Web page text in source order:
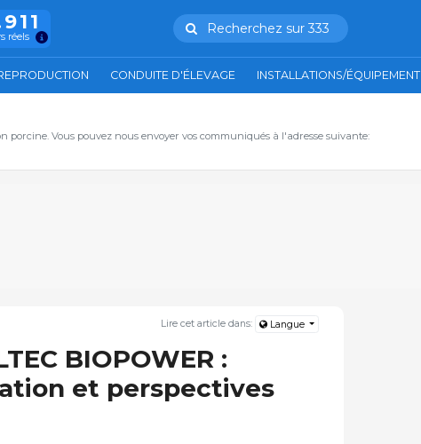
réels
Recherchez sur 333
CONDUITE D'ÉLEVAGE INSTALLATIONS/ÉQUIPEMENT
Vous pouvez nous envoyer vos communiqués à l'adresse suivante:
Lire cet article dans: Langue
BIOPOWER :
et perspectives